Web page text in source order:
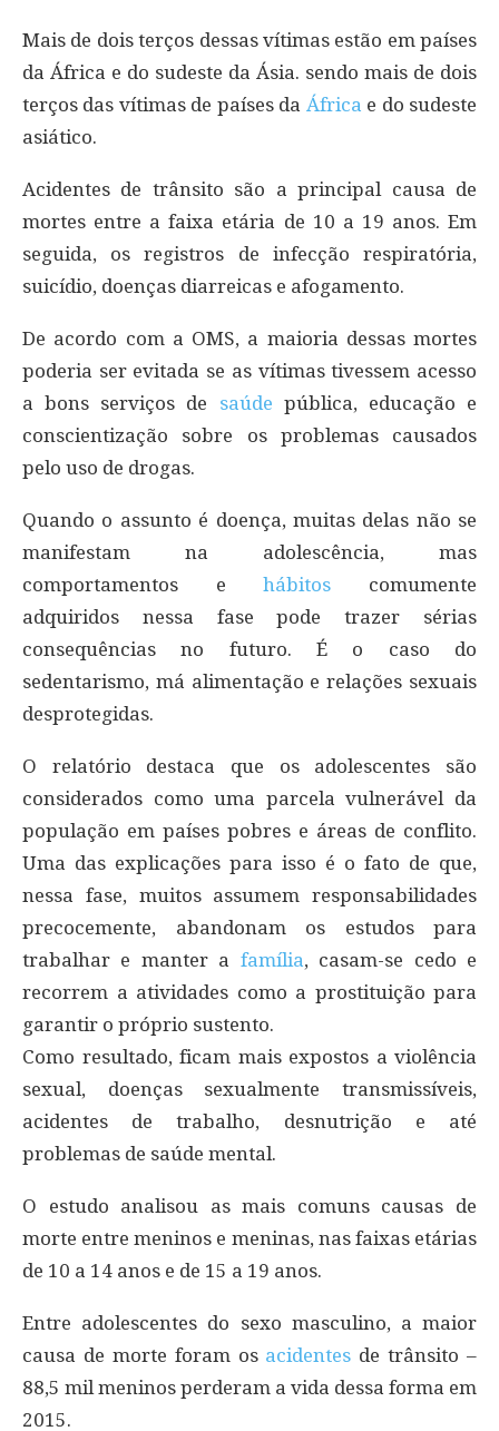
Mais de dois terços dessas vítimas estão em países
da África e do sudeste da Ásia. sendo mais de dois
terços das vítimas de países da África e do sudeste
asiático.
Acidentes de trânsito são a principal causa de
mortes entre a faixa etária de 10 a 19 anos. Em
seguida, os registros de infecção respiratória,
suicídio, doenças diarreicas e afogamento.
De acordo com a OMS, a maioria dessas mortes
poderia ser evitada se as vítimas tivessem acesso
a bons serviços de saúde pública, educação e
conscientização sobre os problemas causados
pelo uso de drogas.
Quando o assunto é doença, muitas delas não se
manifestam na adolescência, mas
comportamentos ehábitos comumente
adquiridos nessa fase pode trazer sérias
consequências no futuro. É o caso do
sedentarismo, má alimentação e relações sexuais
desprotegidas.
O relatório destaca que os adolescentes são
considerados como uma parcela vulnerável da
população em países pobres e áreas de conflito.
Uma das explicações para isso é o fato de que,
nessa fase, muitos assumem responsabilidades
precocemente, abandonam os estudos para
trabalhar e manter a família, casam-se cedo e
recorrem a atividades como a prostituição para
garantir o próprio sustento.
Como resultado, ficam mais expostos a violência
sexual, doenças sexualmente transmissíveis,
acidentes de trabalho, desnutrição e até
problemas de saúde mental.
O estudo analisou as mais comuns causas de
morte entre meninos e meninas, nas faixas etárias
de 10 a 14 anos e de 15 a 19 anos.
Entre adolescentes do sexo masculino, a maior
causa de morte foram os acidentes de trânsito –
88,5 mil meninos perderam a vida dessa forma em
2015.